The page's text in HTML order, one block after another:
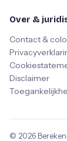
Over &
Contact &
Disclaimer
© 2026